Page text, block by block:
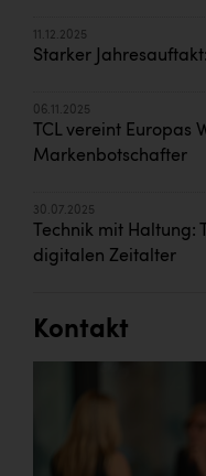
11.12.2025
Starker
06.11.2025
TCL vereint Europas
Markenbotschafter
30.07.2025
Technik mit Haltung:
digitalen Zeitalter
Kontakt